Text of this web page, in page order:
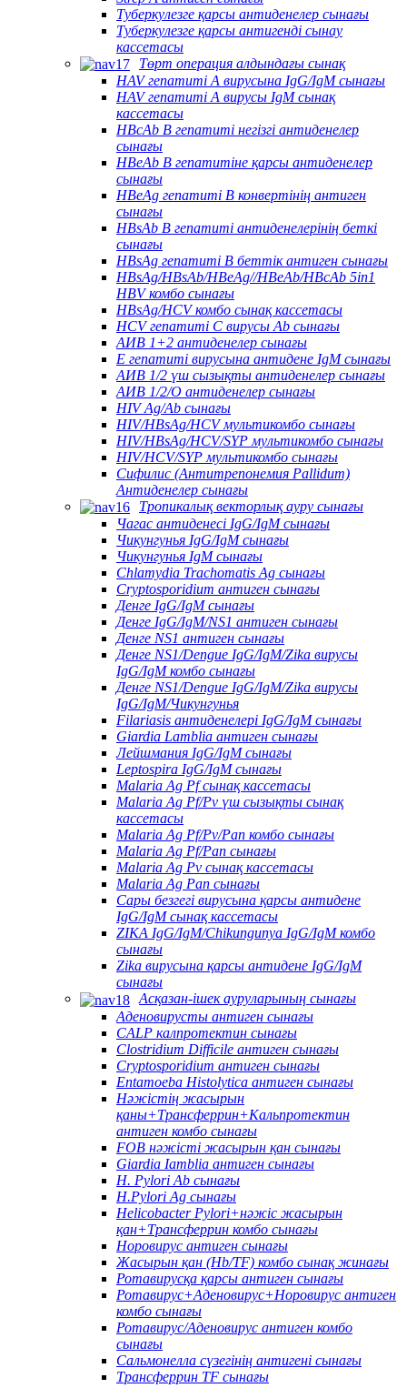
Туберкулезге қарсы антиденелер сынағы
Туберкулезге қарсы антигенді сынау
кассетасы
Төрт операция алдындағы сынақ
HAV гепатиті А вирусына IgG/IgM сынағы
HAV гепатиті А вирусы IgM сынақ
кассетасы
HBcAb В гепатиті негізгі антиденелер
сынағы
HBeAb В гепатитіне қарсы антиденелер
сынағы
HBeAg гепатиті В конвертінің антиген
сынағы
HBsAb В гепатиті антиденелерінің беткі
сынағы
HBsAg гепатиті В беттік антиген сынағы
HBsAg/HBsAb/HBeAg//HBeAb/HBcAb 5in1
HBV комбо сынағы
HBsAg/HCV комбо сынақ кассетасы
HCV гепатиті С вирусы Ab сынағы
АИВ 1+2 антиденелер сынағы
Е гепатиті вирусына антидене IgM сынағы
АИВ 1/2 үш сызықты антиденелер сынағы
АИВ 1/2/O антиденелер сынағы
HIV Ag/Ab сынағы
HIV/HBsAg/HCV мультикомбо сынағы
HIV/HBsAg/HCV/SYP мультикомбо сынағы
HIV/HCV/SYP мультикомбо сынағы
Сифилис (Антитрепонемия Pallidum)
Антиденелер сынағы
Тропикалық векторлық ауру сынағы
Чагас антиденесі IgG/IgM сынағы
Чикунгунья IgG/IgM сынағы
Чикунгунья IgM сынағы
Chlamydia Trachomatis Ag сынағы
Cryptosporidium антиген сынағы
Денге IgG/IgM сынағы
Денге IgG/IgM/NS1 антиген сынағы
Денге NS1 антиген сынағы
Денге NS1/Dengue IgG/IgM/Zika вирусы
IgG/IgM комбо сынағы
Денге NS1/Dengue IgG/IgM/Zika вирусы
IgG/IgM/Чикунгунья
Filariasis антиденелері IgG/IgM сынағы
Giardia Lamblia антиген сынағы
Лейшмания IgG/IgM сынағы
Leptospira IgG/IgM сынағы
Malaria Ag Pf сынақ кассетасы
Malaria Ag Pf/Pv үш сызықты сынақ
кассетасы
Malaria Ag Pf/Pv/Pan комбо сынағы
Malaria Ag Pf/Pan сынағы
Malaria Ag Pv сынақ кассетасы
Malaria Ag Pan сынағы
Сары безгегі вирусына қарсы антидене
IgG/IgM сынақ кассетасы
ZIKA IgG/IgM/Chikungunya IgG/IgM комбо
сынағы
Zika вирусына қарсы антидене IgG/IgM
сынағы
Асқазан-ішек ауруларының сынағы
Аденовирусты антиген сынағы
CALP калпротектин сынағы
Clostridium Difficile антиген сынағы
Cryptosporidium антиген сынағы
Entamoeba Histolytica антиген сынағы
Нәжістің жасырын
қаны+Трансферрин+Кальпротектин
антиген комбо сынағы
FOB нәжісті жасырын қан сынағы
Giardia Iamblia антиген сынағы
H. Pylori Ab сынағы
H.Pylori Ag сынағы
Helicobacter Pylori+нәжіс жасырын
қан+Трансферрин комбо сынағы
Норовирус антиген сынағы
Жасырын қан (Hb/TF) комбо сынақ жинағы
Ротавирусқа қарсы антиген сынағы
Ротавирус+Аденовирус+Норовирус антиген
комбо сынағы
Ротавирус/Аденовирус антиген комбо
сынағы
Сальмонелла сүзегінің антигені сынағы
Трансферрин TF сынағы